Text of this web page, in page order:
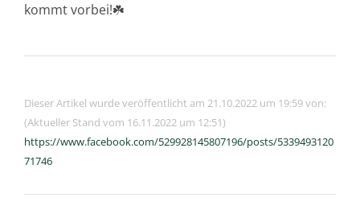
kommt vorbei!☘️
Dieser Artikel wurde veröffentlicht am 21.10.2022 um 19:59 von:
(Aktueller Stand vom 16.11.2022 um 12:51)
https://www.facebook.com/529928145807196/posts/5339493120
71746